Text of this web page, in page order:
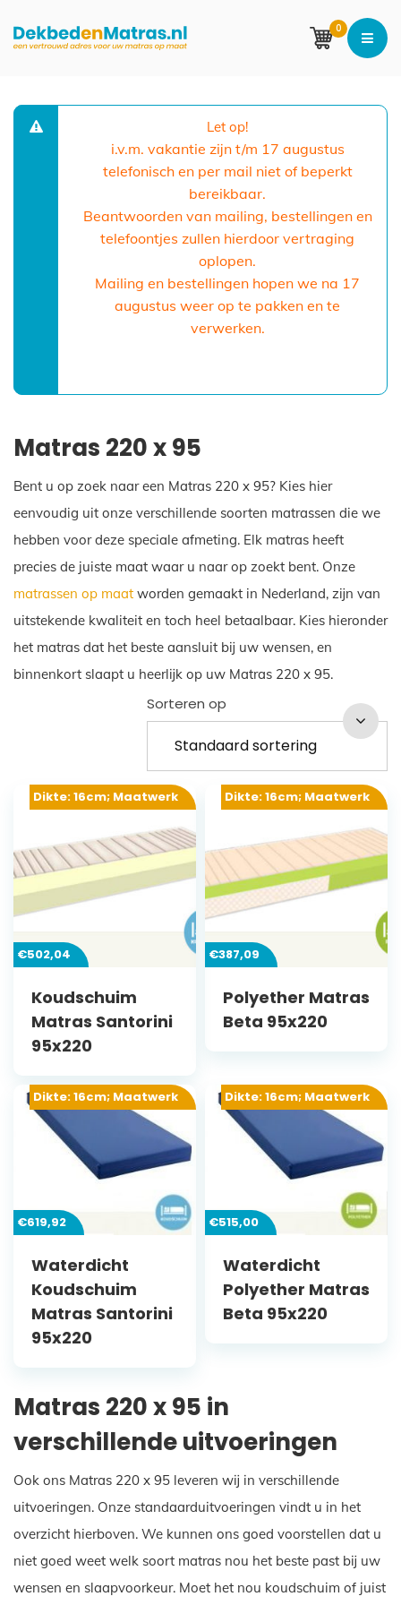
0
Let op!
i.v.m. vakantie zijn t/m 17 augustus
telefonisch en per mail niet of beperkt
bereikbaar.
Beantwoorden van mailing, bestellingen en
telefoontjes zullen hierdoor vertraging
oplopen.
Mailing en bestellingen hopen we na 17
augustus weer op te pakken en te
verwerken.
Matras 220 x 95
Bent u op zoek naar een Matras 220 x 95? Kies hier
eenvoudig uit onze verschillende soorten matrassen die we
hebben voor deze speciale afmeting. Elk matras heeft
precies de juiste maat waar u naar op zoekt bent. Onze
matrassen op maat worden gemaakt in Nederland, zijn van
uitstekende kwaliteit en toch heel betaalbaar. Kies hieronder
het matras dat het beste aansluit bij uw wensen, en
binnenkort slaapt u heerlijk op uw Matras 220 x 95.
Sorteren op
Dikte: 16cm; Maatwerk
€502,04
Koudschuim
Matras Santorini
95x220
Dikte: 16cm; Maatwerk
€387,09
Polyether Matras
Beta 95x220
Dikte: 16cm; Maatwerk
€619,92
Waterdicht
Koudschuim
Matras Santorini
95x220
Dikte: 16cm; Maatwerk
€515,00
Waterdicht
Polyether Matras
Beta 95x220
Matras 220 x 95 in
verschillende uitvoeringen
Ook ons Matras 220 x 95 leveren wij in verschillende
uitvoeringen. Onze standaarduitvoeringen vindt u in het
overzicht hierboven. We kunnen ons goed voorstellen dat u
niet goed weet welk soort matras nou het beste past bij uw
wensen en slaapvoorkeur. Moet het nou koudschuim of juist